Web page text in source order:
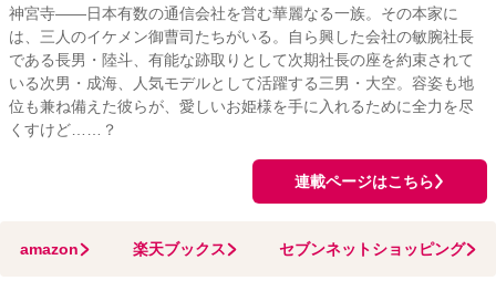
神宮寺――日本有数の通信会社を営む華麗なる一族。その本家に
は、三人のイケメン御曹司たちがいる。自ら興した会社の敏腕社長
である長男・陸斗、有能な跡取りとして次期社長の座を約束されて
いる次男・成海、人気モデルとして活躍する三男・大空。容姿も地
位も兼ね備えた彼らが、愛しいお姫様を手に入れるために全力を尽
くすけど……？
連載ページはこちら
amazon 楽天ブックス セブンネットショッピング